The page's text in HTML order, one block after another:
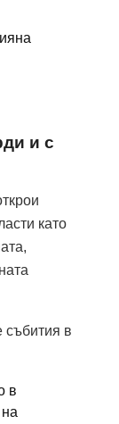
и с
като
събития в
в